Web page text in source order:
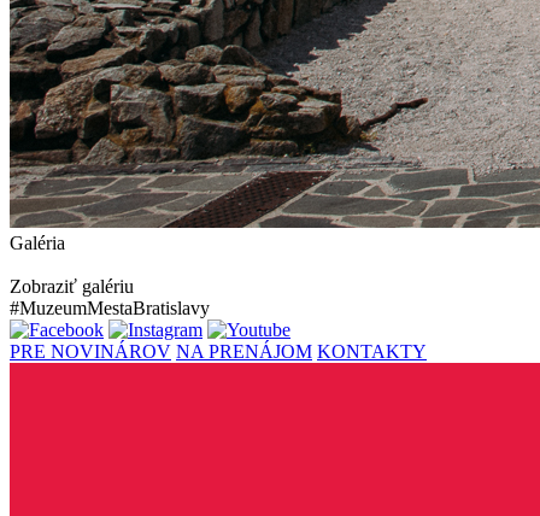
Galéria
Zobraziť galériu
#MuzeumMestaBratislavy
PRE NOVINÁROV NA PRENÁJOM KONTAKTY